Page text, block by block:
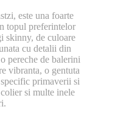
este una foarte
topul preferintelor
skinny, de culoare
cu detalii din
pereche de balerini
vibranta, o gentuta
primaverii si
si multe inele